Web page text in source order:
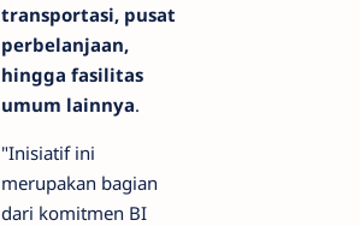
transportasi, pusat
perbelanjaan,
hingga fasilitas
umum lainnya.
"Inisiatif ini
merupakan bagian
dari komitmen BI